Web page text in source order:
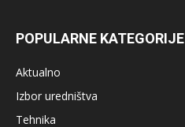
POPULARNE KATEGORIJE
Aktualno
Izbor uredništva
Tehnika